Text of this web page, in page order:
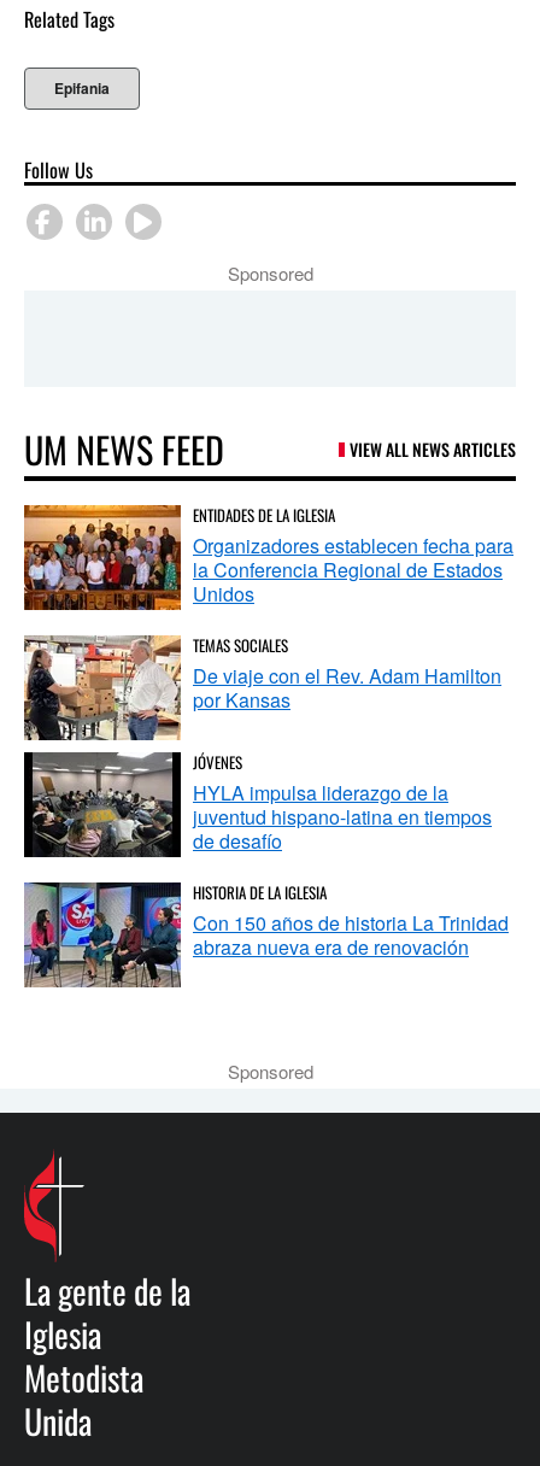
Related Tags
Epifania
Follow Us
Sponsored
UM NEWS FEED VIEW ALL NEWS ARTICLES
ENTIDADES DE LA IGLESIA
Organizadores establecen fecha para
la Conferencia Regional de Estados
Unidos
TEMAS SOCIALES
De viaje con el Rev. Adam Hamilton
por Kansas
JÓVENES
HYLA impulsa liderazgo de la
juventud hispano-latina en tiempos
de desafío
HISTORIA DE LA IGLESIA
Con 150 años de historia La Trinidad
abraza nueva era de renovación
Sponsored
La gente de la
Iglesia
Metodista
Unida